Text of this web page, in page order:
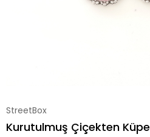
StreetBox
Kurutulmuş Çiçekten Küpe